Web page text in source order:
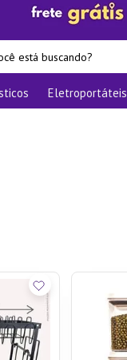
está buscando?
Eletroportáteis
buscados
Jantar